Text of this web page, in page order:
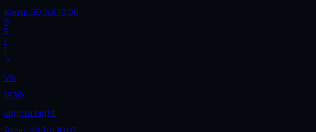
Kamis, 30 Jul 10.06
9
5
1
1
VN
1830
virginia night